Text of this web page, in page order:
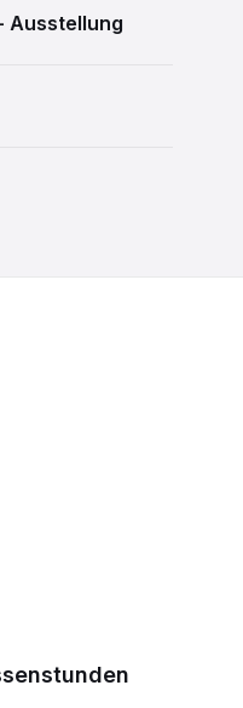
Ausstellung